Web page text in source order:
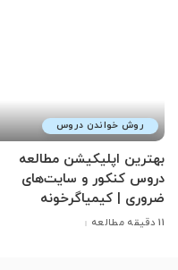
روش خواندن دروس
بهترین اپلیکیشن مطالعه
دروس کنکور و سایت‌های
ضروری | کیمیاگرخونه
11 دقیقه مطالعه